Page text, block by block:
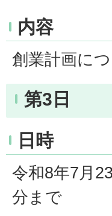
内容
創業計画に
第3日
日時
令和8年7月
分まで